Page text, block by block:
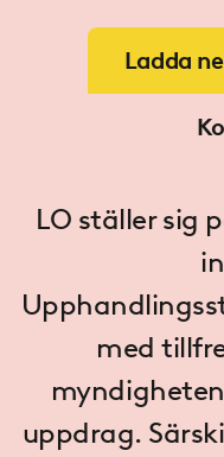
Ladda
LO ställer sig
med
uppdrag.